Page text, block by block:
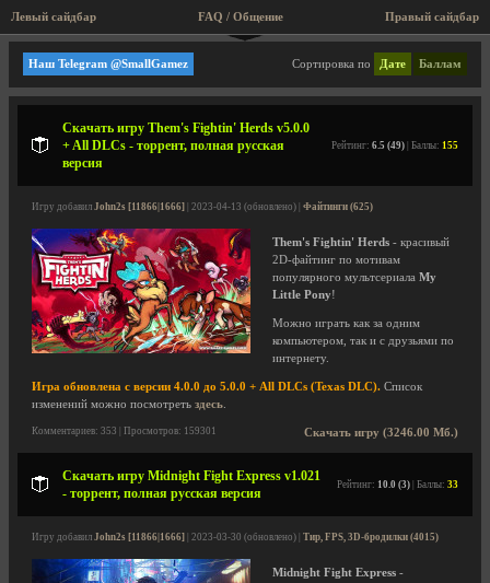
Левый сайдбар FAQ / Общение
Файтинги
Сортировка по Дате Баллам
Наш Telegram @SmallGamez
Скачать игру Them's Fightin' Herds v5.0.0
+ All DLCs - торрент, полная русская
версия
Рейтинг: 6.5 (49) | Баллы: 155
Игру добавил John2s [11866|1666] | 2023-04-13 (обновлено) | Файтинги (625)
Them's Fightin' Herds - красивый
2D-файтинг по мотивам
популярного мультсериала My
Little Pony!
Можно играть как за одним
компьютером, так и с друзьями по
интернету.
Игра обновлена с версии 4.0.0 до 5.0.0 + All DLCs (Texas DLC). Список
изменений можно посмотреть здесь
Скачать игру (3246.00 Мб.)
Комментариев: 353 | Просмотров: 159301
Скачать игру Midnight Fight Express v1.021
- торрент, полная русская версия
Рейтинг: 10.0 (3) | Баллы: 33
Игру добавил John2s [11866|1666] | 2023-03-30 (обновлено) | Тир, FPS, 3D-бродилки (4015)
Midnight Fight Express -